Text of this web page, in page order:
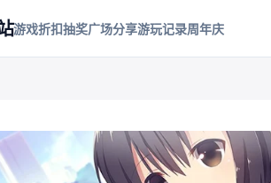
游戏折扣抽奖广场分享游玩记录周年庆